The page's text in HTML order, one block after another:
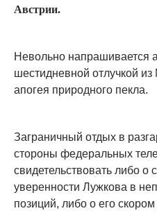
Австрии.
Невольно напрашивается
шестидневной отлучкой
апогея природного пекла.
Заграничный отдых в
стороны федеральных
свидетельствовать либо о
уверенности Лужкова в
позиций, либо о его